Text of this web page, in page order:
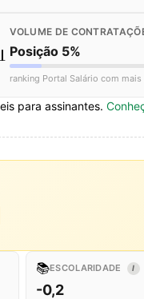
VOLUME DE
Posição 5%
ranking Portal Salário com
para assinantes.
📚ESCOLARIDADE I
-0,2